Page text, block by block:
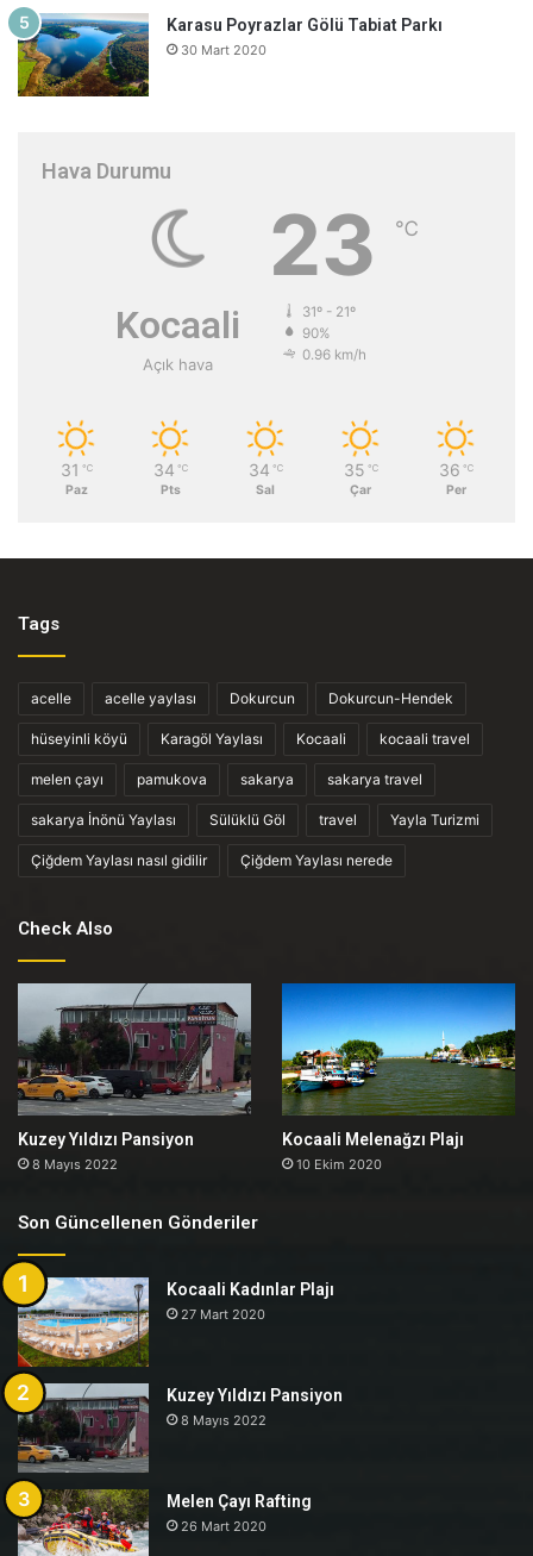
Karasu Poyrazlar Gölü Tabiat Parkı
30 Mart 2020
Hava Durumu
Kocaali
Açık hava
23 ℃
31º - 21º
90%
0.96 km/h
31 ℃
Paz
34 ℃
Pts
34 ℃
Sal
35 ℃
Çar
36 ℃
Per
Tags
acelle acelle yaylası Dokurcun Dokurcun-Hendek
hüseyinli köyü Karagöl Yaylası Kocaali kocaali travel
melen çayı pamukova sakarya sakarya travel
sakarya İnönü Yaylası Sülüklü Göl travel Yayla Turizmi
Çiğdem Yaylası nasıl gidilir Çiğdem Yaylası nerede
Check Also
Kuzey Yıldızı Pansiyon
8 Mayıs 2022
Kocaali Melenağzı Plajı
10 Ekim 2020
Son Güncellenen Gönderiler
Kocaali Kadınlar Plajı
27 Mart 2020
Kuzey Yıldızı Pansiyon
8 Mayıs 2022
Melen Çayı Rafting
26 Mart 2020